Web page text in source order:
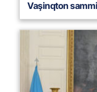
Vaşinqton